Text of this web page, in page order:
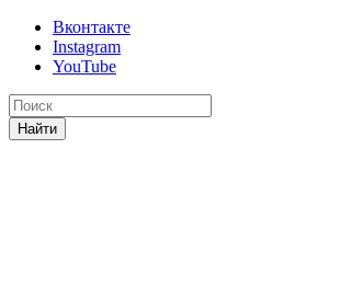
Вконтакте
Instagram
YouTube
Найти